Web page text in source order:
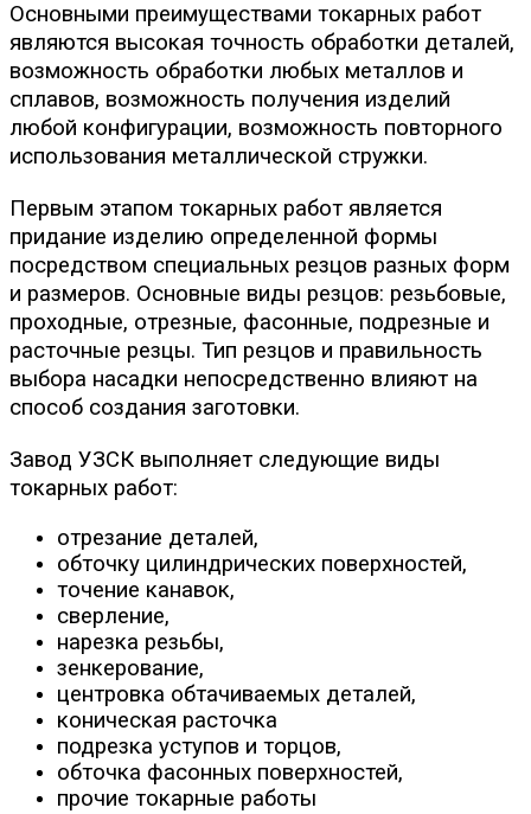
Основными преимуществами токарных работ
являются высокая точность обработки деталей,
возможность обработки любых металлов и
сплавов, возможность получения изделий
любой конфигурации, возможность повторного
использования металлической стружки.
Первым этапом токарных работ является
придание изделию определенной формы
посредством специальных резцов разных форм
и размеров. Основные виды резцов: резьбовые,
проходные, отрезные, фасонные, подрезные и
расточные резцы. Тип резцов и правильность
выбора насадки непосредственно влияют на
способ создания заготовки.
Завод УЗСК выполняет следующие виды
токарных работ:
отрезание деталей,
обточку цилиндрических поверхностей,
точение канавок,
сверление,
нарезка резьбы,
зенкерование,
центровка обтачиваемых деталей,
коническая расточка
подрезка уступов и торцов,
обточка фасонных поверхностей,
прочие токарные работы